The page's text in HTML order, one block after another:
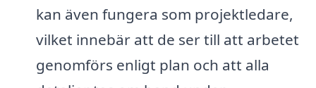
kan även fungera som projektledare,
vilket innebär att de ser till att arbetet
genomförs enligt plan och att alla